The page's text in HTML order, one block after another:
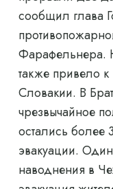
сообщил глава
Фарафельнера.
также привело
Словакии. В
чрезвычайное
остались более
эвакуации.
наводнения в